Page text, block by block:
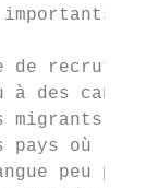
à des
migrants
pays où
peu